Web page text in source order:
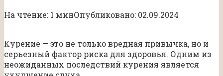
На чтение: 1 минОпубликовано: 02.09.2024
Курение — это не только вредная привычка, но и
серьезный фактор риска для здоровья. Одним из
неожиданных последствий курения является